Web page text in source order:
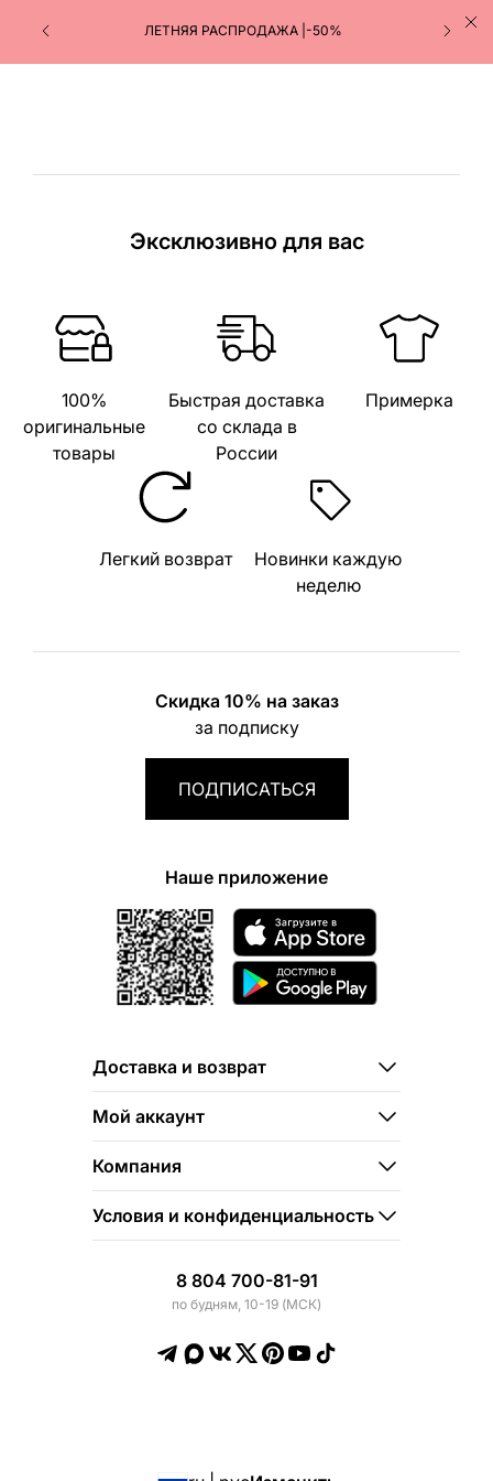
ЛЕТНЯЯ РАСПРОДАЖА |-50%
Эксклюзивно для вас
100%
оригинальные
товары
Быстрая доставка
со склада в
России
Примерка
Легкий возврат
Новинки каждую
неделю
Скидка 10% на заказ
за подписку
ПОДПИСАТЬСЯ
Наше приложение
Доставка и возврат
Мой аккаунт
Компания
Условия и конфиденциальность
8 804 700-81-91
по будням, 10-19 (МСК)